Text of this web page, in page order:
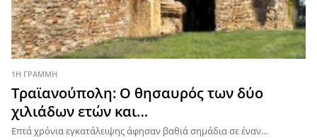
1Η ΓΡΑΜΜΗ
Τραϊανούπολη: Ο θησαυρός των δύο
χιλιάδων ετών και…
Επτά χρόνια εγκατάλειψης άφησαν βαθιά σημάδια σε έναν…